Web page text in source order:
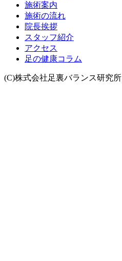
施術案内
施術の流れ
院長挨拶
スタッフ紹介
アクセス
足の健康コラム
(C)株式会社足裏バランス研究所